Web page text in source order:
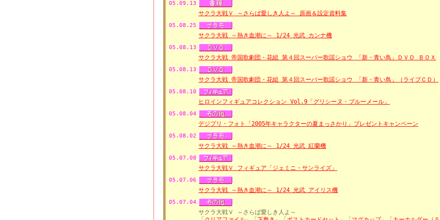
05.09.13
サクラ大戦Ｖ ～さらば愛しき人よ～ 原画＆設定資料集
05.08.25
サクラ大戦 ～熱き血潮に～ 1/24 光武 カンナ機
05.08.13
サクラ大戦 帝国歌劇団・花組 第４回スーパー歌謡ショウ 「新・青い鳥」ＤＶＤ ＢＯＸ
05.08.13
サクラ大戦 帝国歌劇団・花組 第４回スーパー歌謡ショウ 「新・青い鳥」（ライブＣＤ）
05.08.10
ヒロインフィギュアコレクション Vol.9「グリシーヌ・ブルーメール」
05.08.04
デジプリ・フォト「2005年キャラクターの夏まっさかり」プレゼントキャンペーン
05.08.02
サクラ大戦 ～熱き血潮に～ 1/24 光武 紅蘭機
05.07.08
サクラ大戦Ｖ フィギュア「ジェミニ・サンライズ」
05.07.06
サクラ大戦 ～熱き血潮に～ 1/24 光武 アイリス機
05.07.04
サクラ大戦Ｖ ～さらば愛しき人よ～